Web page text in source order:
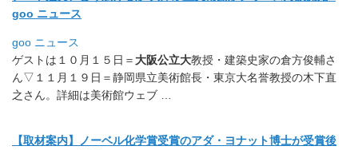
goo ニュース
goo ニュース
ゲストは１０月１５日＝ 大阪公立大教授・ 建築史家の倉方俊輔さ
ん▽１１月１９日＝静岡県立美術館長・ 東京大名誉教授の木下直
之さん。詳細は美術館ウェブ …
【取材案内】ノーベル化学賞受賞のアダ・ ヨナット博士が受賞後